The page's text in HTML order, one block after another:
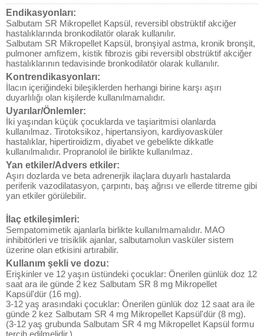
Endikasyonları:
Salbutam SR Mikropellet Kapsül, reversibl obstrüktif akciğer
hastalıklarında bronkodilatör olarak kullanılır.
Salbutam SR Mikropellet Kapsül, bronşiyal astma, kronik bronşit,
pulmoner amfizem, kistik fibrozis gibi reversibl obstrüktif akciğer
hastalıklarının tedavisinde bronkodilatör olarak kullanılır.
Kontrendikasyonları:
İlacın içeriğindeki bileşiklerden herhangi birine karşı aşırı
duyarlılığı olan kişilerde kullanılmamalıdır.
Uyarılar/Önlemler:
İki yaşından küçük çocuklarda ve taşiaritmisi olanlarda
kullanılmaz. Tirotoksikoz, hipertansiyon, kardiyovasküler
hastalıklar, hipertiroidizm, diyabet ve gebelikte dikkatle
kullanılmalıdır. Propranolol ile birlikte kullanılmaz.
Yan etkiler/Advers etkiler:
Aşırı dozlarda ve beta adrenerjik ilaçlara duyarlı hastalarda
periferik vazodilatasyon, çarpıntı, baş ağrısı ve ellerde titreme gibi
yan etkiler görülebilir.
İlaç etkileşimleri:
Sempatomimetik ajanlarla birlikte kullanılmamalıdır. MAO
inhibitörleri ve trisiklik ajanlar, salbutamolun vasküler sistem
üzerine olan etkisini artırabilir.
Kullanım şekli ve dozu:
Erişkinler ve 12 yaşın üstündeki çocuklar: Önerilen günlük doz 12
saat ara ile günde 2 kez Salbutam SR 8 mg Mikropellet
Kapsül'dür (16 mg).
3-12 yaş arasındaki çocuklar: Önerilen günlük doz 12 saat ara ile
günde 2 kez Salbutam SR 4 mg Mikropellet Kapsül'dür (8 mg).
(3-12 yaş grubunda Salbutam SR 4 mg Mikropellet Kapsül formu
tercih edilmelidir.)